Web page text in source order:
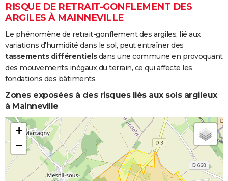
RISQUE DE RETRAIT-GONFLEMENT DES
ARGILES À MAINNEVILLE
Le phénomène de retrait-gonflement des argiles, lié aux
variations d'humidité dans le sol, peut entraîner des
tassements différentielsdans une commune en provoquant
des mouvements inégaux du terrain, ce qui affecte les
fondations des bâtiments.
Zones exposées à des risques liés aux sols argileux
à Mainneville
+
−